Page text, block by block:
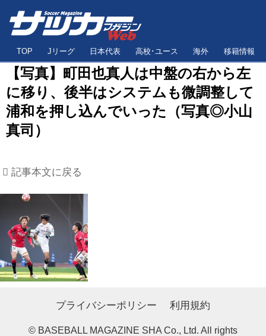
TOP Jリーグ 日本代表 高校･ユース 海外 移籍情報
【写真】町田也真人は中盤の右から左
に移り、後半はシステムも微調整して
浦和を押し込んでいった（写真◎小山
真司）
記事本文に戻る
プライバシーポリシー 利用規約
© BASEBALL MAGAZINE SHA Co., Ltd. All rights